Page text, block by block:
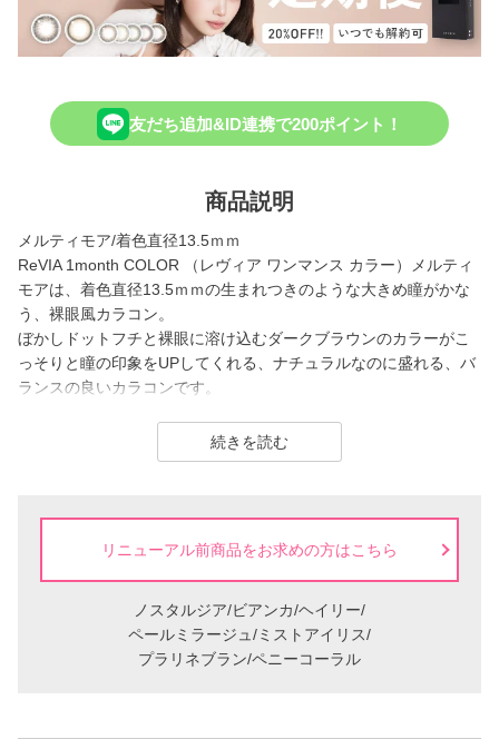
友だち追加&ID連携で200ポイント！
商品説明
メルティモア/着色直径13.5ｍｍ
ReVIA 1month COLOR （レヴィア ワンマンス カラー）メルティ
モアは、着色直径13.5ｍｍの生まれつきのような大きめ瞳がかな
う、裸眼風カラコン。
ぼかしドットフチと裸眼に溶け込むダークブラウンのカラーがこ
っそりと瞳の印象をUPしてくれる、ナチュラルなのに盛れる、バ
ランスの良いカラコンです。
ReVIA は2016年に誕生した、「洗練」と「幅広い年齢層に愛され
ること」をコンセプトにしたコンタクトレンズブランド。
ク） といった幅広いシリーズを展開しており、その中でもカラー
コンタクトレンズには、“大人美的サイズ”の、大きすぎず小さすぎ
ない絶妙なレンズサイズを採用することで ナチュラルでありなが
らも印象的な瞳を演出します。
続きを読む
リニューアル前商品をお求めの方はこちら
ノスタルジア/ビアンカ/ヘイリー/
ペールミラージュ/ミストアイリス/
プラリネブラン/ペニーコーラル